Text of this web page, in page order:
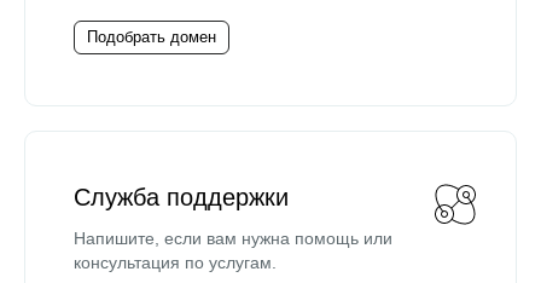
Подобрать домен
Служба поддержки
Напишите, если вам нужна помощь или
консультация по услугам.